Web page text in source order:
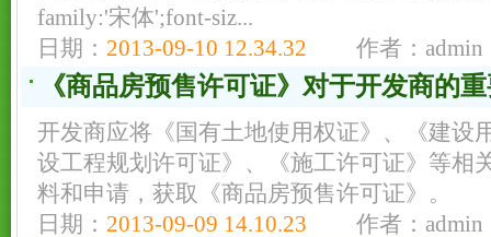
family:'宋体';font-siz...
日期： 2013-09-10 12.34.32 作者：admin
《商品房预售许可证》对于开发商的
开发商应将《国有土地使用权证》、《建设
设工程规划许可证》、《施工许可证》等相
料和申请，获取《商品房预售许可证》。
日期： 2013-09-09 14.10.23 作者：admin